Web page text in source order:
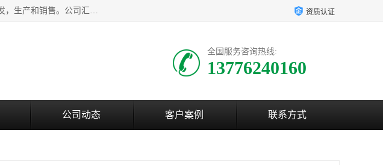
江苏艾斯曼机械有限公司，专注于合成树脂瓦设备和PVC波浪瓦设备、PP中空塑料建筑模板生产线的研发，生产和销售。公司汇集了一批专业技术领域的优秀人才，组成了以中青年科技精英为骨干的高素质科研队伍，在不断的产品研发实践中积累了丰富的产品设计经验和精深的理论知识。 资质认证
全国服务咨询热线:
13776240160
公司动态 客户案例 联系方式